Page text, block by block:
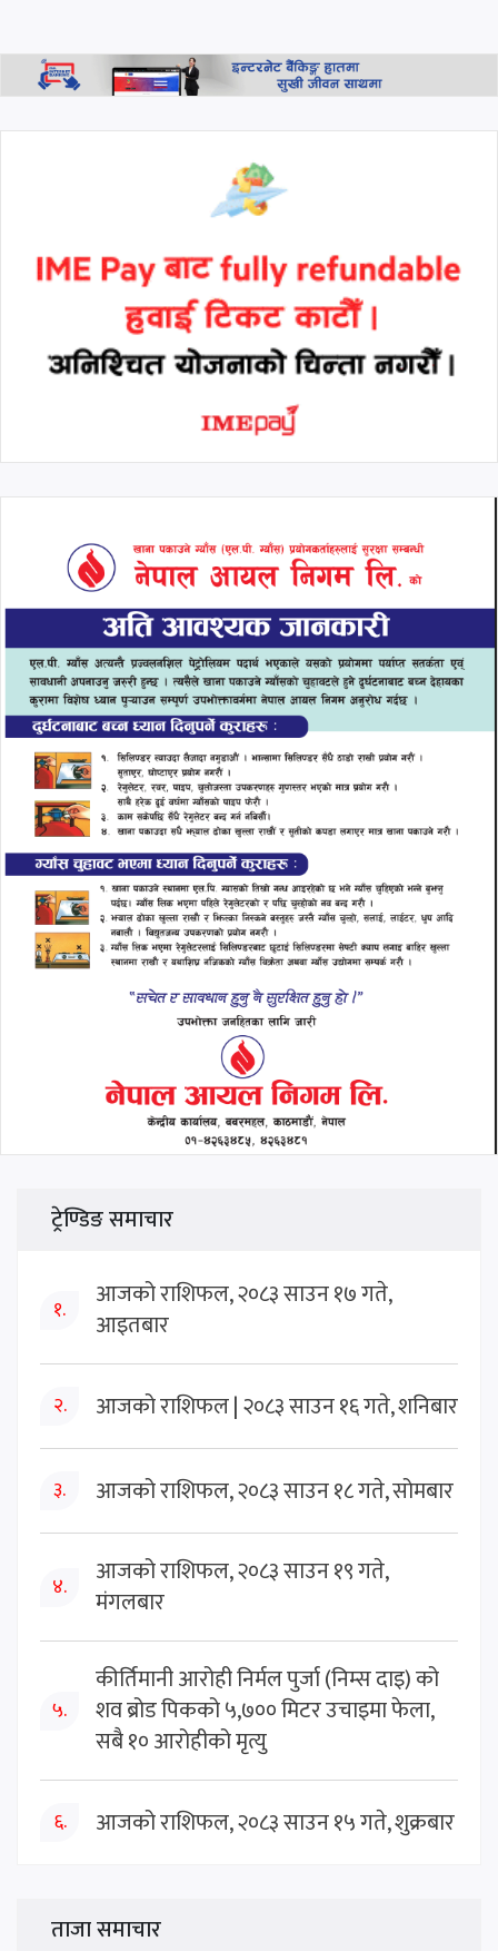
थप हेर्नुहोस
ट्रेण्डिङ समाचार
१.
आजको राशिफल, २०८३ साउन १७ गते,
आइतबार
२. आजको राशिफल | २०८३ साउन १६ गते, शनिबार
३. आजको राशिफल, २०८३ साउन १८ गते, सोमबार
४.
आजको राशिफल, २०८३ साउन १९ गते,
मंगलबार
५.
कीर्तिमानी आरोही निर्मल पुर्जा (निम्स दाइ) को
शव ब्रोड पिकको ५,७०० मिटर उचाइमा फेला,
सबै १० आरोहीको मृत्यु
६. आजको राशिफल, २०८३ साउन १५ गते, शुक्रबार
ताजा समाचार